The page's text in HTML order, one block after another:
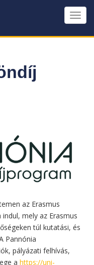
az Erasmus
mely az Erasmus
túl kutatási, és
Pannónia
pályázati felhívás,
ahttps://uni-